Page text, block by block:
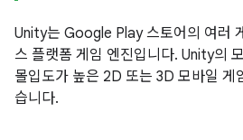
Unity는 Google Play 스토어의 여러
스 플랫폼 게임 엔진입니다. Unity의
몰입도가 높은 2D 또는 3D 모바일 게
습니다.